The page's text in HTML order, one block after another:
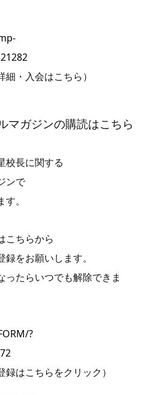
細・入会はこちら）
マガジンの購読はこちら
校長に関する
ンで
。
こちらから
をお願いします。
ったらいつでも解除できま
?
録はこちらをクリック）